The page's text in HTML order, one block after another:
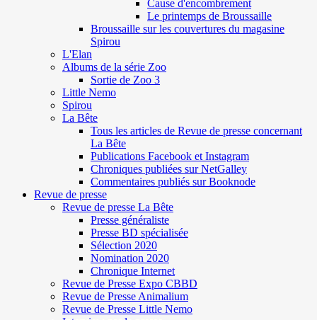
Cause d'encombrement
Le printemps de Broussaille
Broussaille sur les couvertures du magasine
Spirou
L'Elan
Albums de la série Zoo
Sortie de Zoo 3
Little Nemo
Spirou
La Bête
Tous les articles de Revue de presse concernant
La Bête
Publications Facebook et Instagram
Chroniques publiées sur NetGalley
Commentaires publiés sur Booknode
Revue de presse
Revue de presse La Bête
Presse généraliste
Presse BD spécialisée
Sélection 2020
Nomination 2020
Chronique Internet
Revue de Presse Expo CBBD
Revue de Presse Animalium
Revue de Presse Little Nemo